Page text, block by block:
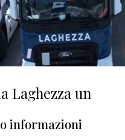
Laghezza un
informazioni